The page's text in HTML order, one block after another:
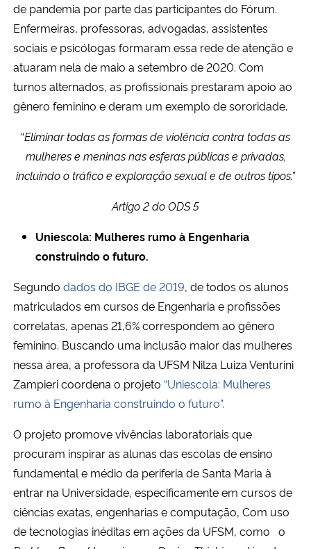
de pandemia por parte das participantes do Fórum.
Enfermeiras, professoras, advogadas, assistentes
sociais e psicólogas formaram essa rede de atenção e
atuaram nela de maio a setembro de 2020. Com
turnos alternados, as profissionais prestaram apoio ao
gênero feminino e deram um exemplo de sororidade.
“Eliminar todas as formas de violência contra todas as
mulheres e meninas nas esferas públicas e privadas,
incluindo o tráfico e exploração sexual e de outros tipos.”
Artigo 2 do ODS 5
Uniescola: Mulheres rumo à Engenharia
construindo o futuro.
Segundo dados do IBGE de 2019, de todos os alunos
matriculados em cursos de Engenharia e profissões
correlatas, apenas 21,6% correspondem ao gênero
feminino. Buscando uma inclusão maior das mulheres
nessa área, a professora da UFSM Nilza Luiza Venturini
Zampieri coordena o projeto “Uniescola: Mulheres
rumo à Engenharia construindo o futuro”.
O projeto promove vivências laboratoriais que
procuram inspirar as alunas das escolas de ensino
fundamental e médio da periferia de Santa Maria à
entrar na Universidade, especificamente em cursos de
ciências exatas, engenharias e computação, Com uso
de tecnologias inéditas em ações da UFSM, como o